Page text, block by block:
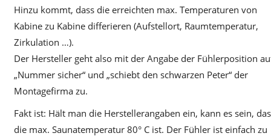
Hinzu kommt, dass die erreichten max. Temperaturen von
Kabine zu Kabine differieren (Aufstellort, Raumtemperatur,
Zirkulation …).
Der Hersteller geht also mit der Angabe der Fühlerposition
„Nummer sicher“ und „schiebt den schwarzen Peter“ der
Montagefirma zu.
Fakt ist: Hält man die Herstellerangaben ein, kann es sein,
die max. Saunatemperatur 80° C ist. Der Fühler ist einfach zu